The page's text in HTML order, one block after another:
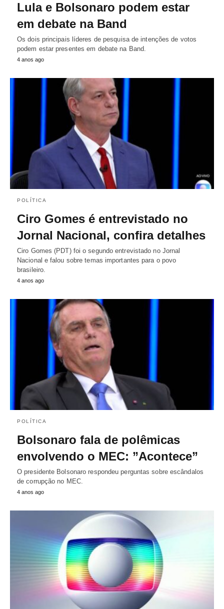
Lula e Bolsonaro podem estar
em debate na Band
Os dois principais líderes de pesquisa de intenções de votos
podem estar presentes em debate na Band.
4 anos ago
POLÍTICA
Ciro Gomes é entrevistado no
Jornal Nacional, confira detalhes
Ciro Gomes (PDT) foi o segundo entrevistado no Jornal
Nacional e falou sobre temas importantes para o povo
brasileiro.
4 anos ago
POLÍTICA
Bolsonaro fala de polêmicas
envolvendo o MEC: ”Acontece”
O presidente Bolsonaro respondeu perguntas sobre escândalos
de corrupção no MEC.
4 anos ago